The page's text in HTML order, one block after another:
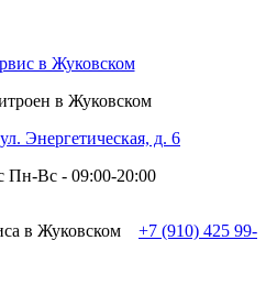
в Жуковском
Энергетическая, д. 6
Пн-Вc - 09:00-20:00
+7 (910) 425 99-